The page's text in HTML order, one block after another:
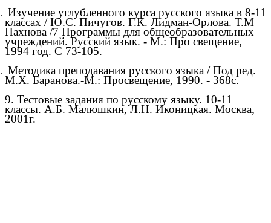
Изучение углубленного курса русского языка в 8-11
классах / Ю.С. Пичугов. Г.К. Лидман-Орлова. Т.М
Пахнова /7 Программы для общеобразовательных
учреждений. Русский язык. - М.: Про свещение,
1994 год. С 73-105.
Методика преподавания русского языка / Под ред.
М.Х. Баранова.-М.: Просвещение, 1990. - 368с.
9. Тестовые задания по русскому языку. 10-11
классы. А.Б. Малюшкин, Л.Н. Иконицкая. Москва,
2001г.